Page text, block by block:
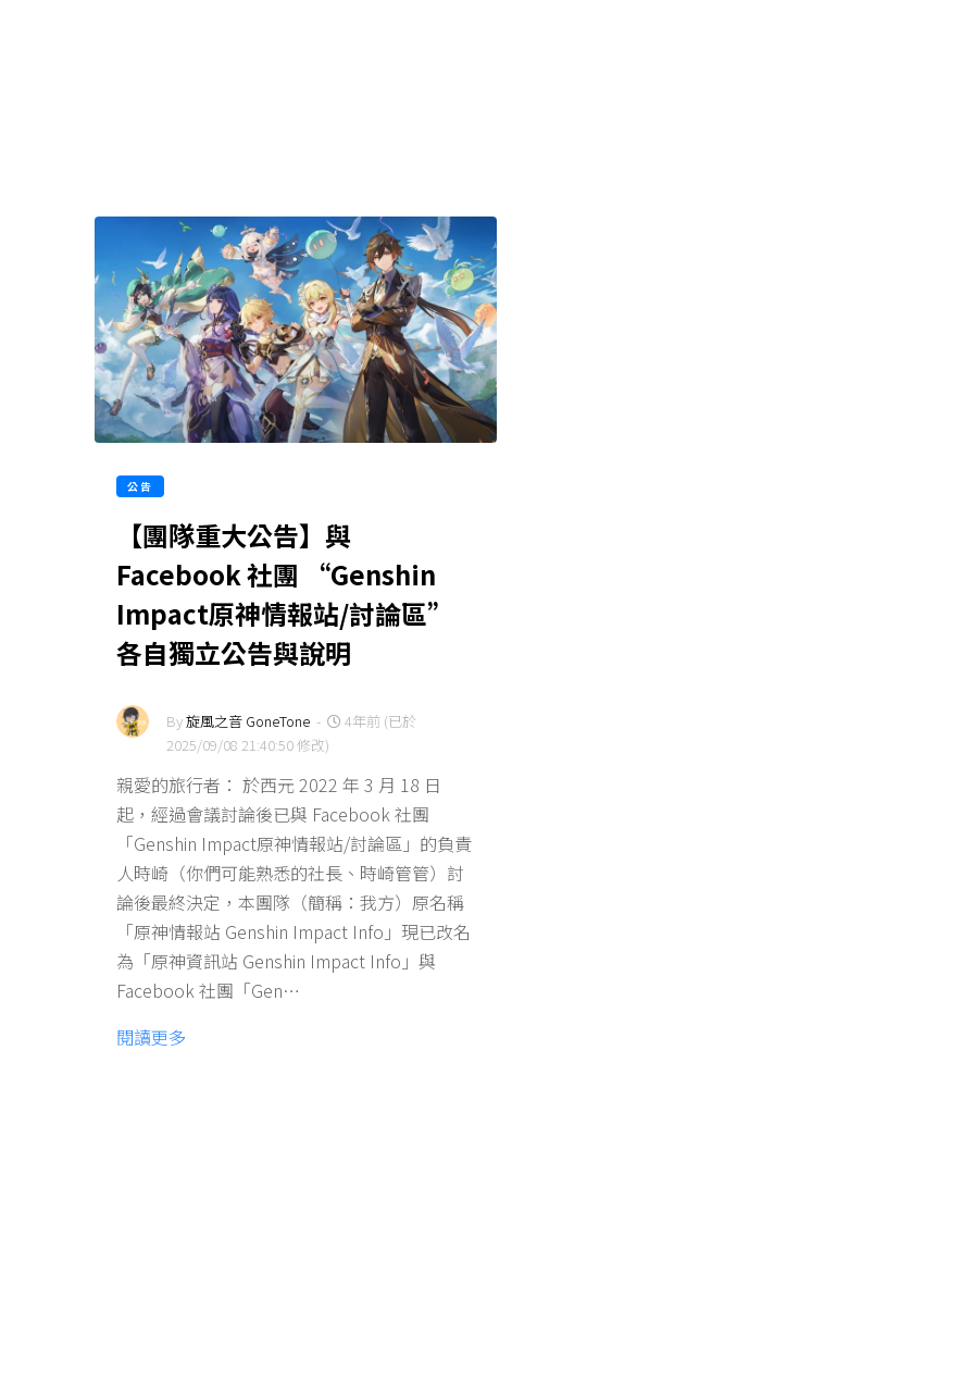
公告
【團隊重大公告】與
Facebook 社團 “Genshin
Impact原神情報站/討論區”
各自獨立公告與說明
By旋風之音 GoneTone -
4年前 (已於
2025/09/08 21:40:50 修改)
親愛的旅行者： 於西元 2022 年 3 月 18 日
起，經過會議討論後已與 Facebook 社團
「Genshin Impact原神情報站/討論區」的負責
人時崎（你們可能熟悉的社長、時崎管管）討
論後最終決定，本團隊（簡稱：我方）原名稱
「原神情報站 Genshin Impact Info」現已改名
為「原神資訊站 Genshin Impact Info」與
Facebook 社團「Gen…
閱讀更多